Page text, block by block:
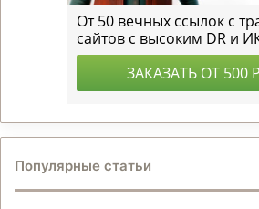
Популярные статьи